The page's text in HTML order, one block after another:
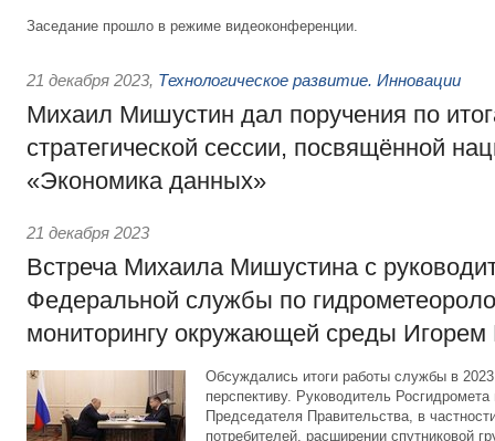
Заседание прошло в режиме видеоконференции.
21 декабря 2023, Технологическое развитие. Инновации
Михаил Мишустин дал поручения по
стратегической сессии, посвящённой
«Экономика данных»
21 декабря 2023
Встреча Михаила Мишустина с
Федеральной службы по
мониторингу окружающей среды
Обсуждались итоги работы службы в
перспективу. Руководитель
Председателя Правительства, в
потребителей, расширении спутниковой